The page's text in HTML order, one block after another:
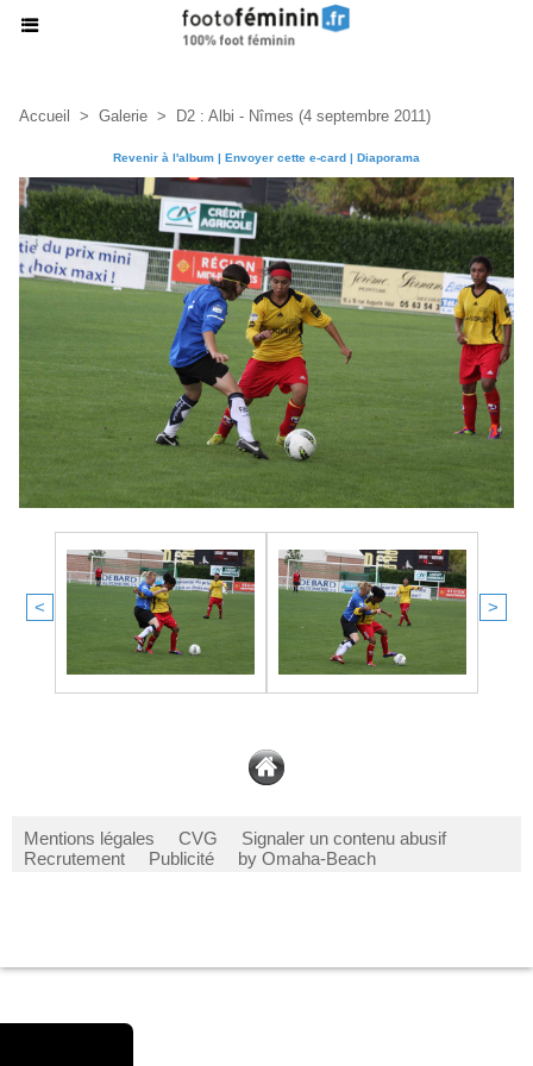
Accueil > Galerie > D2 : Albi - Nîmes (4 septembre 2011)
Revenir à l'album | Envoyer cette e-card | Diaporama
< >
Mentions légales CVG
Signaler un contenu abusif
Recrutement
Publicité by Omaha-Beach